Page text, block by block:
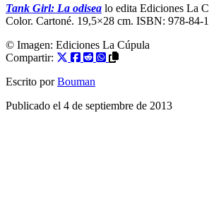
Tank Girl: La odisea lo edita Ediciones La
Color. Cartoné. 19,5×28 cm. ISBN: 978-84-
© Imagen: Ediciones La Cúpula
Compartir:
Escrito por Bouman
Publicado el 4 de septiembre de 2013